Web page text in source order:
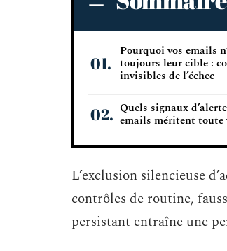
Pourquoi vos emails
toujours leur cible :
invisibles de l’échec
Quels signaux
emails méritent
L’exclusion silencieuse
contrôles de routine,
persistant entraîne une